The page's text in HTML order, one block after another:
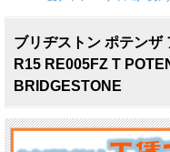
ブリヂストン ポテンザ
R15 RE005FZ T
BRIDGESTONE